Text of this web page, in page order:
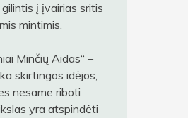
į įvairias sritis
mintimis.
Minčių Aidas“ –
skirtingos idėjos,
nesame riboti
yra atspindėti